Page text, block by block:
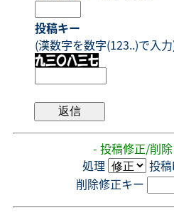
投稿キー
(漢数字を数字(123..)で入
- 投稿修正/削
処理
投
削除修正キー